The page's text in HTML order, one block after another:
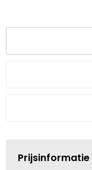
Prijsinformatie